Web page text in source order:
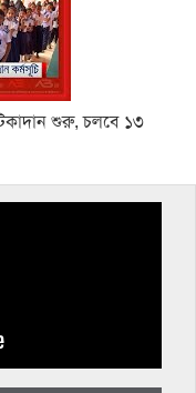
শুরু, চলবে ১৩